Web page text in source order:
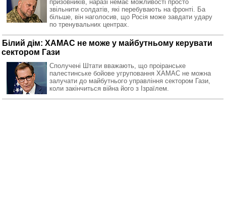
призовників, наразі немає можливості просто
звільнити солдатів, які перебувають на фронті. Ба
більше, він наголосив, що Росія може завдати удару
по тренувальних центрах.
Білий дім: ХАМАС не може у майбутньому керувати
сектором Гази
Сполучені Штати вважають, що проіранське
палестинське бойове угруповання ХАМАС не можна
залучати до майбутнього управління сектором Гази,
коли закінчиться війна його з Ізраїлем.